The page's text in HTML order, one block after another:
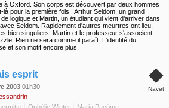
à Oxford. Son corps est découvert par deux hommes
pour la première fois : Arthur Seldom, un grand
logique et Martin, un étudiant qui vient d'arriver dans
Seldom. Rapidement d'autres meurtres ont lieu,
bien singuliers. Martin et le professeur s'associent
Rien ne sera comme il paraît. L'identité du
et son motif encore plus.
◆
Navet
esprit
2003 01h30